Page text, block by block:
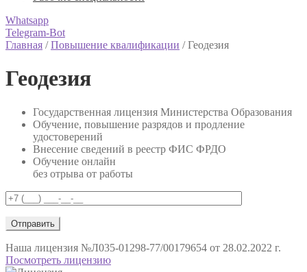
Whatsapp
Telegram-Bot
Главная /Повышение квалификации /Геодезия
Геодезия
Государственная лицензия Министерства Образования
Обучение, повышение разрядов и продление
удостоверений
Внесение сведений в реестр ФИС ФРДО
Обучение онлайн
без отрыва от работы
Наша лицензия №Л035-01298-77/00179654 от 28.02.2022 г.
Посмотреть лицензию